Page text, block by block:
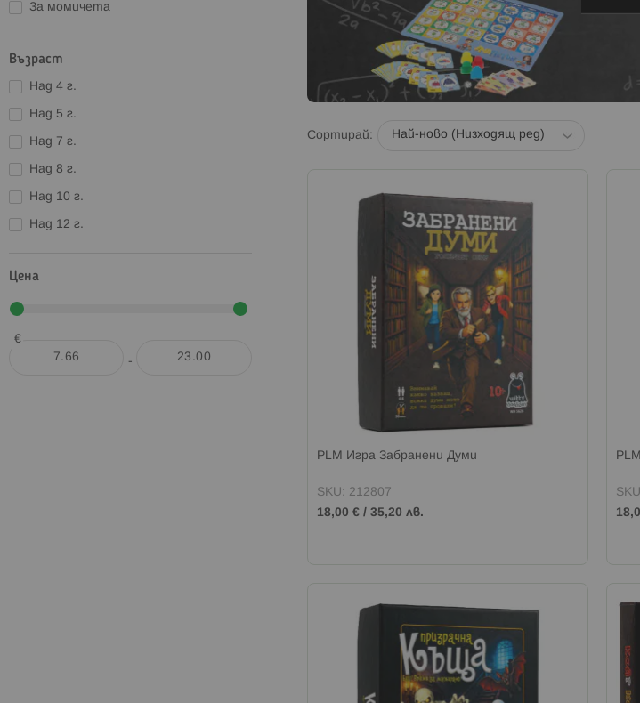
Сортирай
PLM Игра Забранени Думи
SKU: 212807
18,00 € / 35,20 лв.
За момичета
Възраст
Над 4 г.
Над 5 г.
Над 7 г.
Над 8 г.
Над 10 г.
Над 12 г.
Цена
€
-